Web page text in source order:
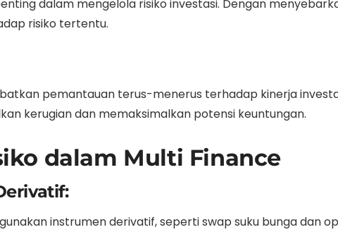
dalam mengelola risiko investasi. Dengan
risiko tertentu.
pemantauan terus-menerus terhadap kinerja
kerugian dan memaksimalkan potensi keuntungan.
dalam Multi Finance
instrumen derivatif, seperti swap suku bunga dan